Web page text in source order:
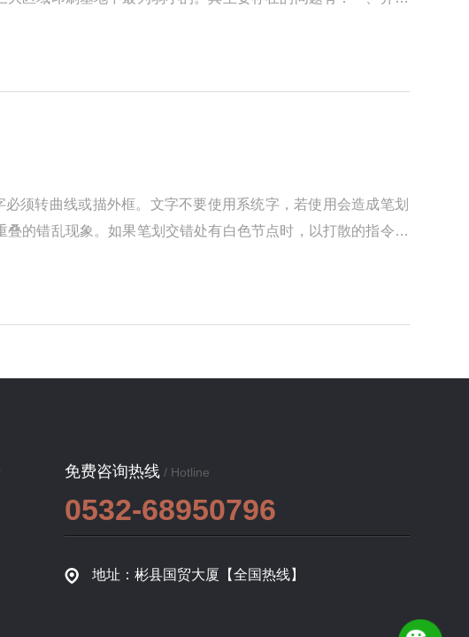
须转曲线或描外框。文字不要使用系统字，若使用会造成笔划
的错乱现象。如果笔划交错处有白色节点时，以打散的指令处
免费咨询热线 / Hotline
0532-68950796
地址：彬县国贸大厦【全国热线】